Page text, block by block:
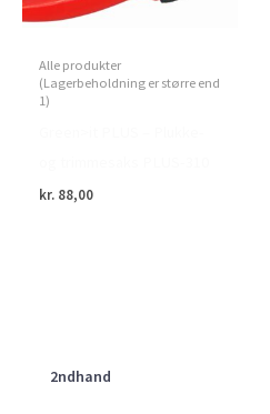
2ndhand
Alle produkter
(Lagerbeholdning er større end
1)
kr. 88,00